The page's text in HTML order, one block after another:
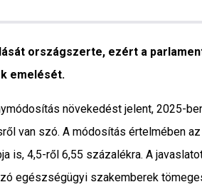
országszerte, ezért a
emelését.
növekedést jelent, 2025-
van szó. A módosítás értelmében
is, 4,5-ről 6,55 százalékra. A
egészségügyi szakemberek